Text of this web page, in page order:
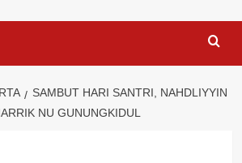
SAMBUT HARI SANTRI, NAHDLIYYIN
NU GUNUNGKIDUL